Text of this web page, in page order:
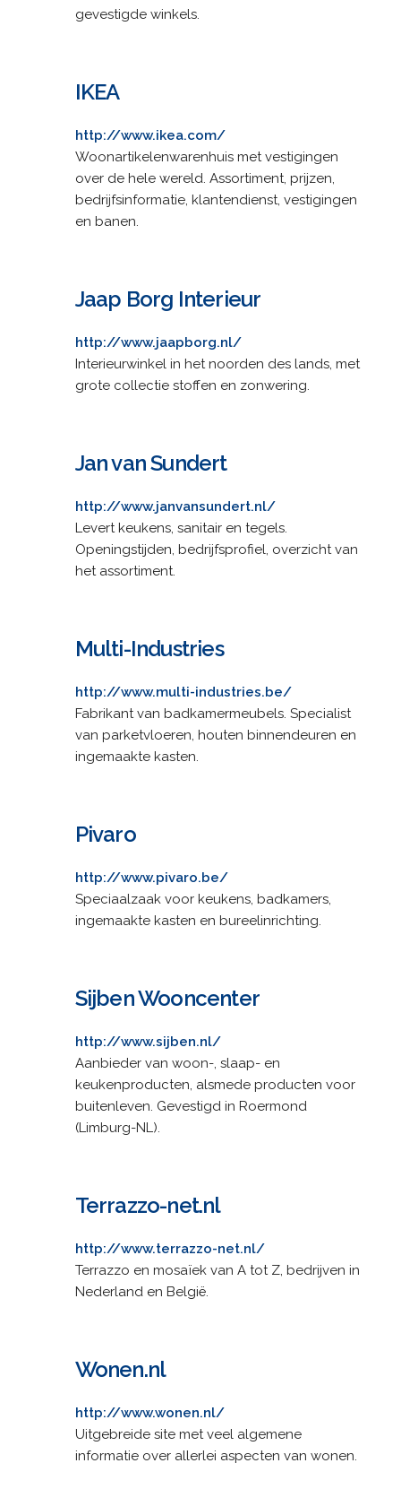
gevestigde winkels.
IKEA
http://www.ikea.com/
Woonartikelenwarenhuis met vestigingen
over de hele wereld. Assortiment, prijzen,
bedrijfsinformatie, klantendienst, vestigingen
en banen.
Jaap Borg Interieur
http://www.jaapborg.nl/
Interieurwinkel in het noorden des lands, met
grote collectie stoffen en zonwering.
Jan van Sundert
http://www.janvansundert.nl/
Levert keukens, sanitair en tegels.
Openingstijden, bedrijfsprofiel, overzicht van
het assortiment.
Multi-Industries
http://www.multi-industries.be/
Fabrikant van badkamermeubels. Specialist
van parketvloeren, houten binnendeuren en
ingemaakte kasten.
Pivaro
http://www.pivaro.be/
Speciaalzaak voor keukens, badkamers,
ingemaakte kasten en bureelinrichting.
Sijben Wooncenter
http://www.sijben.nl/
Aanbieder van woon-, slaap- en
keukenproducten, alsmede producten voor
buitenleven. Gevestigd in Roermond
(Limburg-NL).
Terrazzo-net.nl
http://www.terrazzo-net.nl/
Terrazzo en mosaïek van A tot Z, bedrijven in
Nederland en België.
Wonen.nl
http://www.wonen.nl/
Uitgebreide site met veel algemene
informatie over allerlei aspecten van wonen.